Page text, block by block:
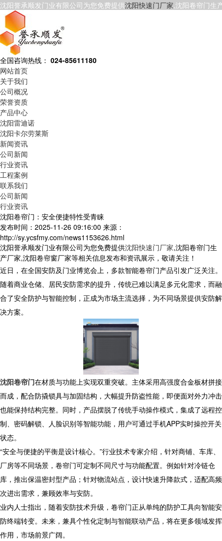
沈阳誉承顺发门业有限公司为您免费提供沈阳快速门厂家,沈阳卷帘门生
全国咨询热线： 024-85611180
网站首页
关于我们
公司概况
荣誉资质
产品中心
沈阳雷迪诺
沈阳卡尔劳莱斯
新闻资讯
公司新闻
行业资讯
工程案例
联系我们
公司新闻
行业资讯
沈阳卷帘门：安全便捷特性受青睐
发布时间：2025-11-26 09:16:00 来源：
http://sy.ycsfmy.com/news1153626.html
沈阳誉承顺发门业有限公司为您免费提供沈阳快速门厂家,沈阳卷帘门生
产厂家,沈阳卷帘窗厂家等相关信息发布和资讯展示，敬请关注！
近日，在全国安防及门业博览会上，多款智能卷帘门产品引发广泛关注。
随着商业仓储、居民安防需求的提升，传统已难以满足多元化需求，而融
合了安全防护与智能控制，正成为市场主流选择，为不同场景提供安防解
决方案。
沈阳卷帘门在材质与功能上实现双重突破。主体采用高强度合金板材拼接
而成，配合防撬锁具与加固结构，大幅提升防盗性能，即便面对外力冲击
也能保持结构完整。同时，产品摆脱了传统手动操作模式，集成了远程控
制、密码解锁、人脸识别等智能功能，用户可通过手机APP实时操控开关
状态。
“安全与便捷的平衡是设计核心。”行业技术专家介绍，针对商铺、车库、
厂房等不同场景，卷帘门可定制不同尺寸与功能配置。例如针对冷链仓
库，推出保温密封型产品；针对物流站点，设计快速升降款式，适配高频
次进出需求，兼顾效率与安防。
业内人士指出，随着安防技术升级，卷帘门正从单纯的防护工具向智能安
防终端转变。未来，兼具个性化定制与智能联动产品，将在更多领域发挥
作用，市场前景广阔。